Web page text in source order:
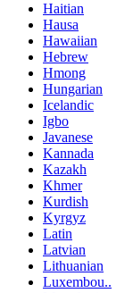
Haitian
Hausa
Hawaiian
Hebrew
Hmong
Hungarian
Icelandic
Igbo
Javanese
Kannada
Kazakh
Khmer
Kurdish
Kyrgyz
Latin
Latvian
Lithuanian
Luxembou..